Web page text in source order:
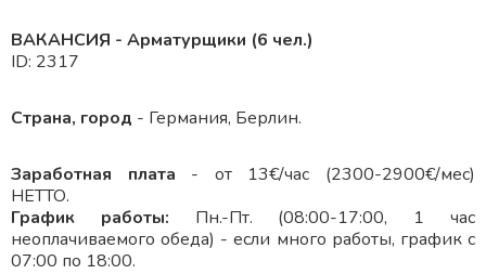
ВАКАНСИЯ - Арматурщики (6 чел.)
ID: 2317
Страна, город - Германия, Берлин.
Заработная плата - от 13€/час (2300-2900€/мес)
НЕТТО.
График работы: Пн.-Пт. (08:00-17:00, 1 час
неоплачиваемого обеда) - если много работы, график с
07:00 по 18:00.